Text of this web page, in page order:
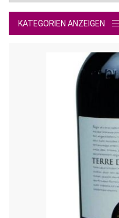
KATEGORIEN ANZEIGEN